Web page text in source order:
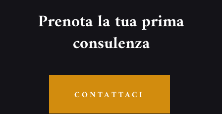
Prenota la tua prima
consulenza
CONTATTACI